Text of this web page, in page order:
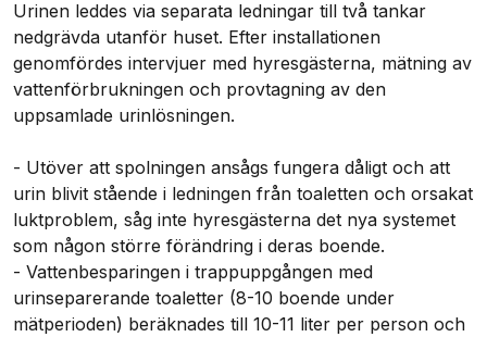
Urinen leddes via separata ledningar till två tankar
nedgrävda utanför huset. Efter installationen
genomfördes intervjuer med hyresgästerna, mätning av
vattenförbrukningen och provtagning av den
uppsamlade urinlösningen.
- Utöver att spolningen ansågs fungera dåligt och att
urin blivit stående i ledningen från toaletten och orsakat
luktproblem, såg inte hyresgästerna det nya systemet
som någon större förändring i deras boende.
- Vattenbesparingen i trappuppgången med
urinseparerande toaletter (8-10 boende under
mätperioden) beräknades till 10-11 liter per person och